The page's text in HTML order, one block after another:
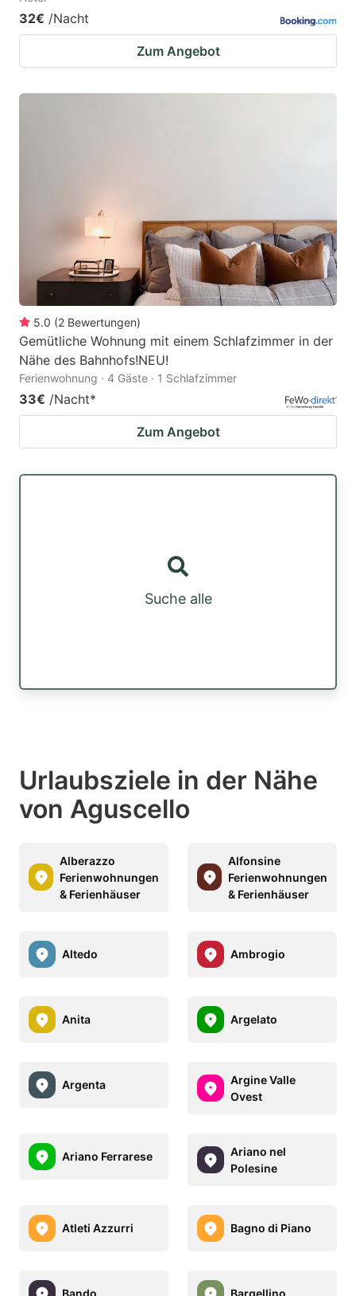
32€ /Nacht
Zum Angebot
5.0 (2 Bewertungen)
Gemütliche Wohnung mit einem Schlafzimmer in der
Nähe des Bahnhofs!NEU!
Ferienwohnung · 4 Gäste · 1 Schlafzimmer
33€ /Nacht*
Zum Angebot
Suche alle
Urlaubsziele in der Nähe
von Aguscello
Alberazzo
Ferienwohnungen
& Ferienhäuser
Alfonsine
Ferienwohnungen
& Ferienhäuser
Altedo Ambrogio
Anita Argelato
Argenta
Argine Valle
Ovest
Ariano Ferrarese
Ariano nel
Polesine
Atleti Azzurri Bagno di Piano
Bando Bargellino